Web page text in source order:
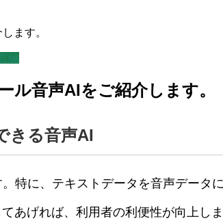
ます。
編
ル音声AIをご紹介します。
きる音声AI
特に、テキストデータを音声データ
あげれば、利用者の利便性が向上し